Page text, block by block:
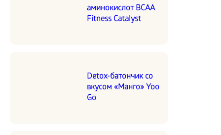
аминокислот BCAA
Fitness Catalyst
Detox-батончик со
вкусом «Манго» Yoo
Go